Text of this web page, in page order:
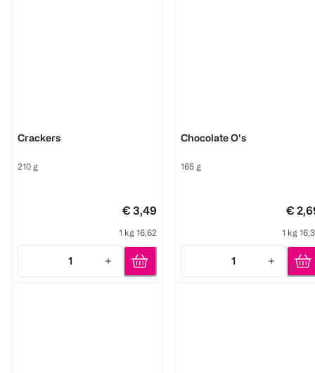
Crackers
210 g
€ 3,49
1 kg 16,62
1
Quantity: 1
Chocolate O's
165 g
€
1 kg
1
Quantity: 1